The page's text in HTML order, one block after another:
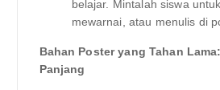
belajar. Mintalah siswa
mewarnai, atau menulis di
Bahan Poster yang Tahan
Panjang